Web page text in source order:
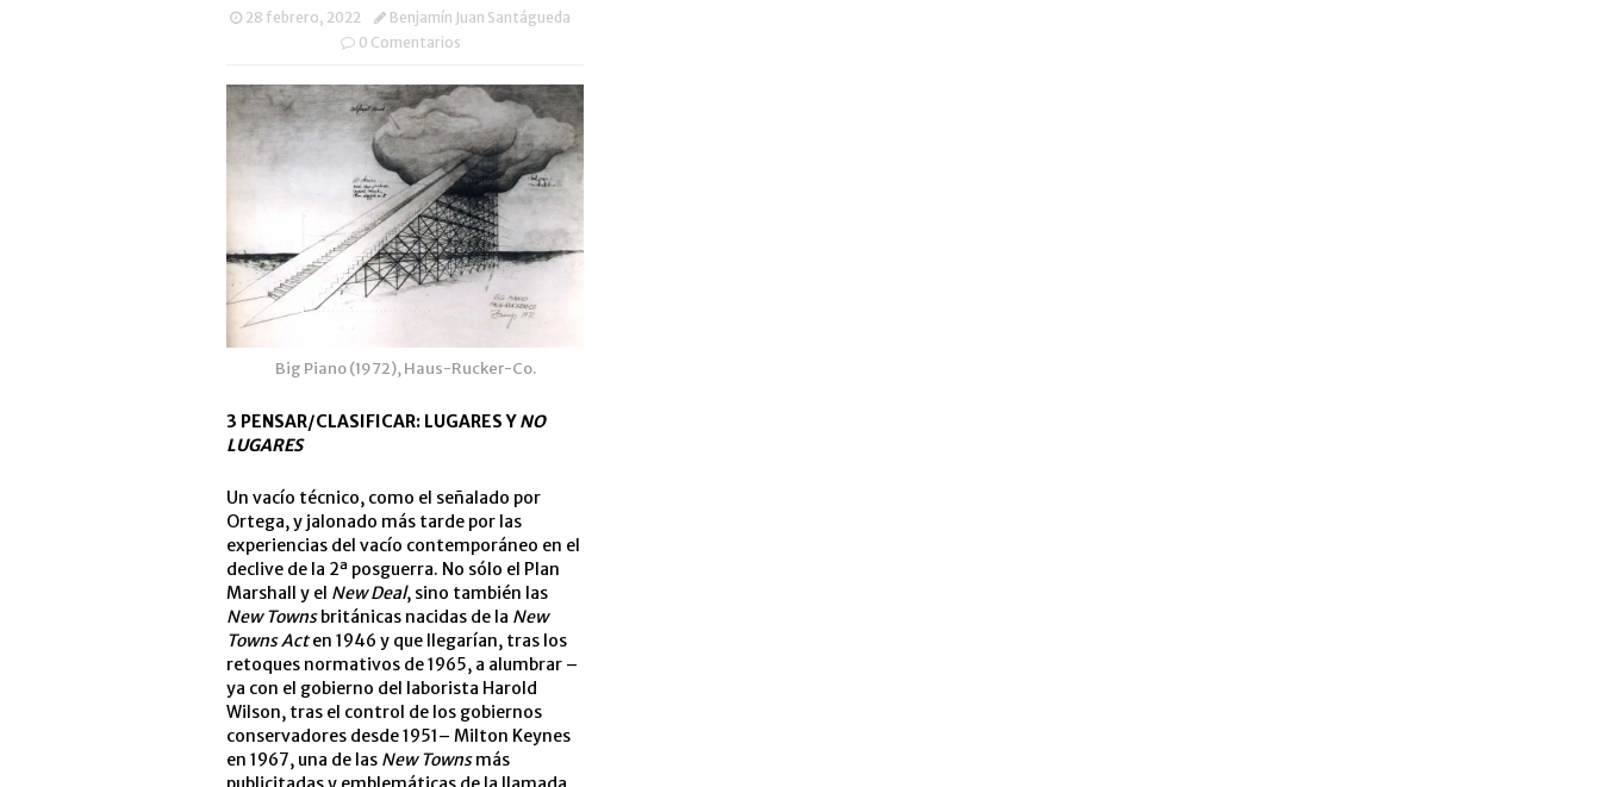
28 febrero, 2022
Benjamín Juan Santágueda
0 Comentarios
Big Piano (1972), Haus-Rucker-Co.
3 PENSAR/CLASIFICAR: LUGARES YNO
LUGARES
Un vacío técnico, como el señalado por
Ortega, y jalonado más tarde por las
experiencias del vacío contemporáneo en el
declive de la 2ª posguerra. No sólo el Plan
Marshall y el New Deal, sino también las
New Townsbritánicas nacidas de la New
Towns Acten 1946 y que llegarían, tras los
retoques normativos de 1965, a alumbrar –
ya con el gobierno del laborista Harold
Wilson, tras el control de los gobiernos
conservadores desde 1951– Milton Keynes
en 1967, una de las New Townsmás